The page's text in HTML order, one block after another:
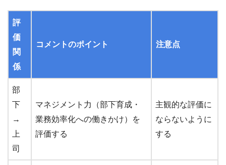
評
価
関
係
コメントのポイント 注意点
部
下
→
上
司
マネジメント力（部下育成・
業務効率化への働きかけ）を
評価する
主観的な評価に
ならないように
する